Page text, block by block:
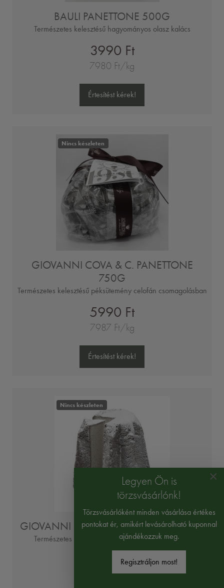
BAULI PANETTONE 500G
Természetes kelesztésű hagyományos olasz kalács
3990 Ft
7980 Ft/kg
Értesítést kérek!
Nincs készleten
GIOVANNI COVA & C. PANETTONE
750G
Természetes kelesztésű péksütemény celofán csomagolásban
5990 Ft
7987 Ft/kg
Értesítést kérek!
Nincs készleten
GIOVANNI COVA & C. PANDORO 750G
Természetes kelesztésű hagyományos olasz kalács
2990 Ft
3987 Ft/kg
×
Legyen Ön is
törzsvásárlónk!
Törzsvásárlóként minden vásárlása értékes
pontokat ér, amikért levásárolható kuponnal
ajándékozzuk meg.
Regisztráljon most!